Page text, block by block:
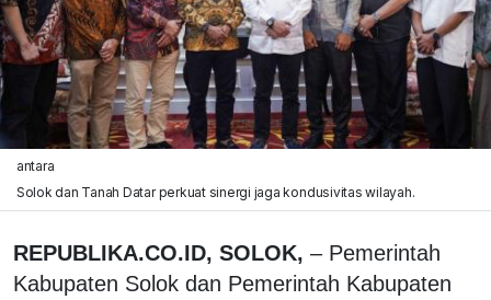
antara
Solok dan Tanah Datar perkuat sinergi jaga kondusivitas wilayah.
REPUBLIKA.CO.ID, SOLOK, – Pemerintah
Kabupaten Solok dan Pemerintah Kabupaten